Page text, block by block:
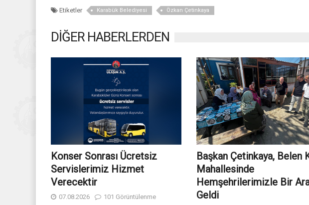
Etiketler Karabük Belediyesi Özkan Çetinkaya
DİĞER HABERLERDEN
Konser Sonrası Ücretsiz
Servislerimiz Hizmet
Verecektir
07.08.2026 101 Görüntülenme
Başkan Çetinkaya, Belen
Mahallesinde
Hemşehrilerimizle Bir
Geldi